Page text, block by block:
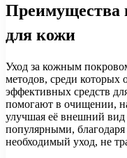
Преимущества
для кожи
Уход за кожным
методов, среди которых
эффективных средств
помогают в очищении,
улучшая её внешний вид
популярными, благодаря
необходимый уход, не